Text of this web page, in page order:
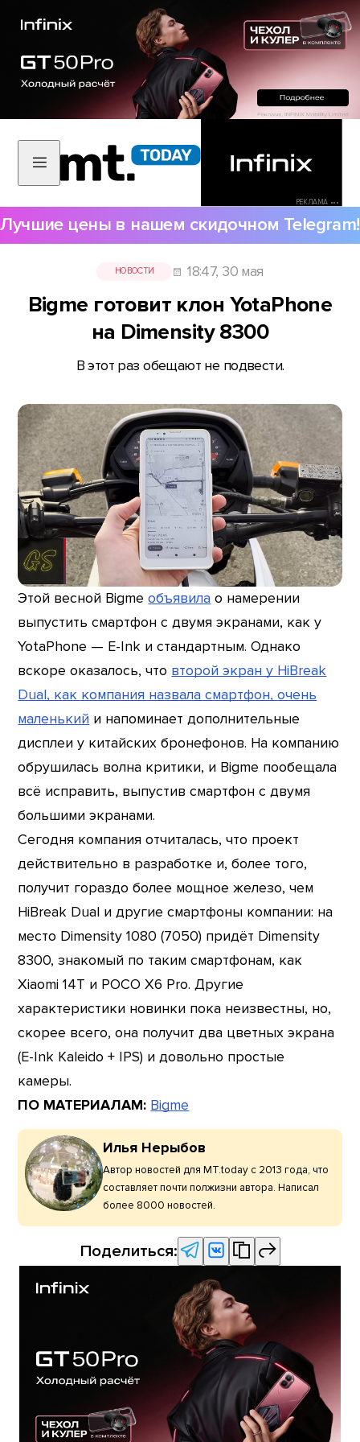
РЕКЛАМА •••
Лучшие цены в нашем скидочном Telegram!
НОВОСТИ 18:47, 30 мая
Bigme готовит клон YotaPhone
на Dimensity 8300
В этот раз обещают не подвести.
Этой весной Bigmeобъявила о намерении
выпустить смартфон с двумя экранами, как у
YotaPhone — E-Ink и стандартным. Однако
вскоре оказалось, что второй экран у HiBreak
Dual, как компания назвала смартфон, очень
маленький и напоминает дополнительные
дисплеи у китайских бронефонов. На компанию
обрушилась волна критики, и Bigme пообещала
всё исправить, выпустив смартфон с двумя
большими экранами.
Сегодня компания отчиталась, что проект
действительно в разработке и, более того,
получит гораздо более мощное железо, чем
HiBreak Dual и другие смартфоны компании: на
место Dimensity 1080 (7050) придёт Dimensity
8300, знакомый по таким смартфонам, как
Xiaomi 14T и POCO X6 Pro. Другие
характеристики новинки пока неизвестны, но,
скорее всего, она получит два цветных экрана
(E-Ink Kaleido + IPS) и довольно простые
камеры.
ПО МАТЕРИАЛАМ: Bigme
Илья Нерыбов
Автор новостей для MT.today с 2013 года, что
составляет почти полжизни автора. Написал
более 8000 новостей.
Поделиться: